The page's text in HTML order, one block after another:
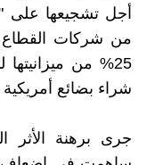
أجل تشجيعها على
شراء بضائع أمريكية